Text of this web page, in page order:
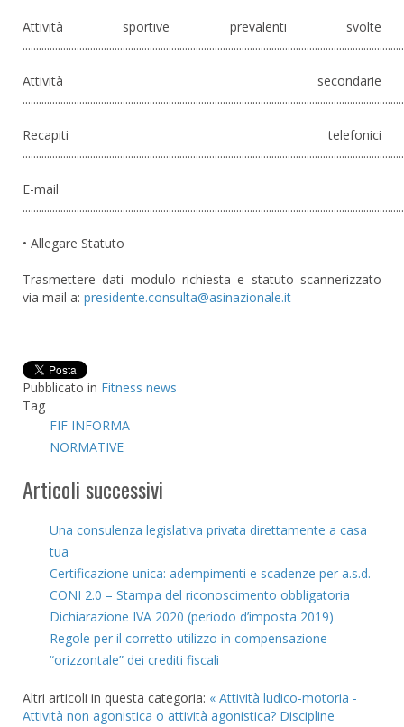
Attività sportive prevalenti svolte
Attività secondarie
Recapiti telefonici
E-mail
• Allegare Statuto
Trasmettere dati modulo richiesta e statuto scannerizzato
via mail a:
Pubblicato in Fitness news
Tag
FIF INFORMA
NORMATIVE
Articoli successivi
Una consulenza legislativa privata direttamente a casa
tua
Certificazione unica: adempimenti e scadenze per a.s.d.
CONI 2.0 – Stampa del riconoscimento obbligatoria
Dichiarazione IVA 2020 (periodo d’imposta 2019)
Regole per il corretto utilizzo in compensazione
“orizzontale” dei crediti fiscali
Altri articoli in questa categoria: « Attività ludico-motoria -
Attività non agonistica o attività agonistica? Discipline